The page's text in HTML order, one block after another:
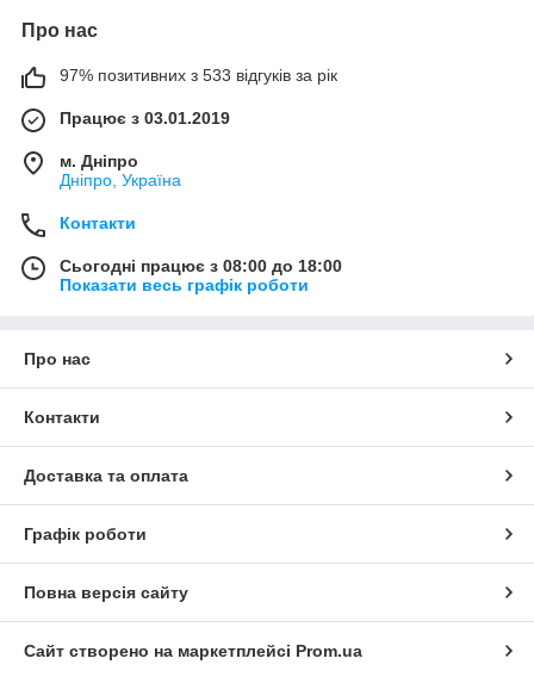
Про нас
97% позитивних з 533 відгуків за рік
Працює з 03.01.2019
м. Дніпро
Дніпро, Україна
Контакти
Сьогодні працює з 08:00 до 18:00
Показати весь графік роботи
Про нас
Контакти
Доставка та оплата
Графік роботи
Повна версія сайту
Сайт створено на маркетплейсі Prom.ua